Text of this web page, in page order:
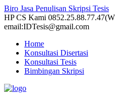
Biro Jasa Penulisan Skripsi Tesis
HP CS Kami
email:IDTesis@gmail.com
Home
Konsultasi Disertasi
Konsultasi Tesis
Bimbingan Skripsi